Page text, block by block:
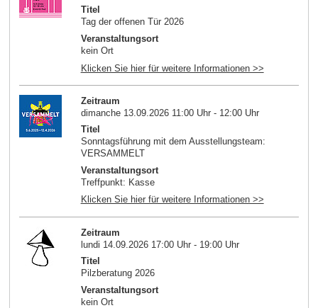
Titel
Tag der offenen Tür 2026
Veranstaltungsort
kein Ort
Klicken Sie hier für weitere Informationen >>
Zeitraum
dimanche 13.09.2026 11:00 Uhr - 12:00 Uhr
Titel
Sonntagsführung mit dem Ausstellungsteam:
VERSAMMELT
Veranstaltungsort
Treffpunkt: Kasse
Klicken Sie hier für weitere Informationen >>
Zeitraum
lundi 14.09.2026 17:00 Uhr - 19:00 Uhr
Titel
Pilzberatung 2026
Veranstaltungsort
kein Ort